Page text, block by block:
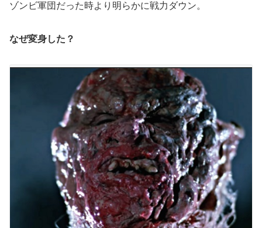
ゾンビ軍団だった時より明らかに戦力ダウン。
なぜ変身した？